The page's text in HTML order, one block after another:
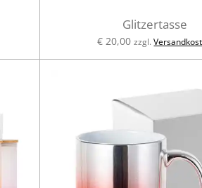
Glitzertasse
€ 20,00 zzgl.